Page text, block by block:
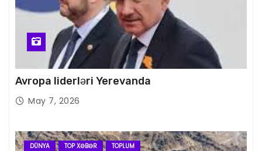
Avropa liderləri Yerevanda
May 7, 2026
DÜNYA TOP XƏBƏR TOPLUM